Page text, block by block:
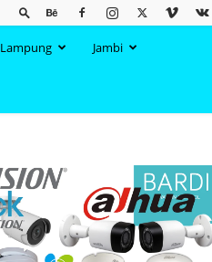
Lampung Jambi